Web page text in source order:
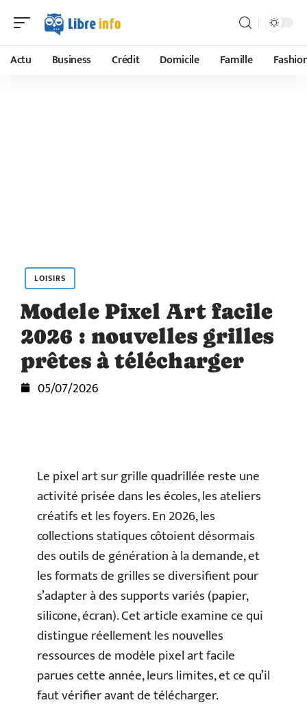
Actu Business Crédit Domicile Famille
LOISIRS
Modele Pixel Art facile
2026 : nouvelles grilles
prêtes à télécharger
05/07/2026
Le pixel art sur grille quadrillée reste une
activité prisée dans les écoles, les ateliers
créatifs et les foyers. En 2026, les
collections statiques côtoient désormais
des outils de génération à la demande, et
les formats de grilles se diversifient pour
s’adapter à des supports variés (papier,
silicone, écran). Cet article examine ce qui
distingue réellement les nouvelles
ressources de modèle pixel art facile
parues cette année, leurs limites, et ce qu’il
faut vérifier avant de télécharger.